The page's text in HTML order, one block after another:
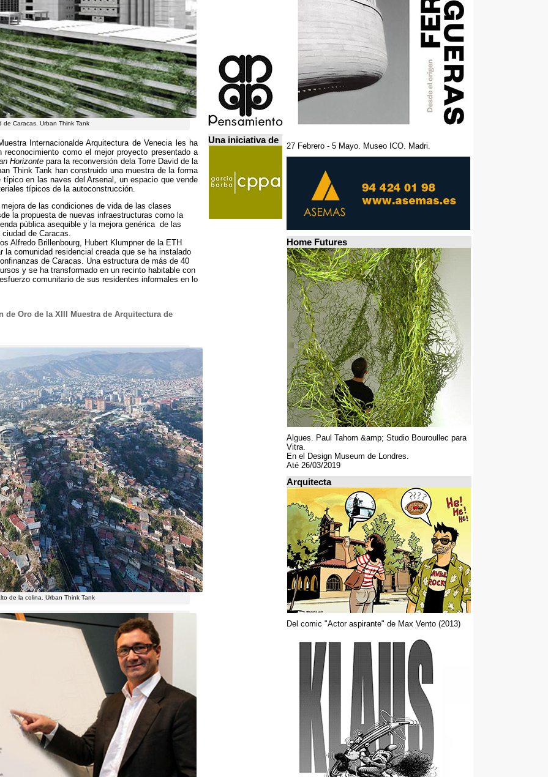
de Caracas Urban Think Tank
Internacionalde Arquitectura de Venecia les ha
reconocimiento como el mejor proyecto presentado a
Horizonte para la reconversión dela Torre David de la
Think Tank han construido una muestra de la forma
en las naves del Arsenal
un espacio que vende
típicos de la autoconstrucción
de las condiciones de vida de las clases
la propuesta de nuevas infraestructuras como la
pública asequible y la mejora genérica de las
de Caracas
Alfredo Brillenbourg Hubert Klumpner de la ETH
la comunidad residencial creada que se ha instalado
de Caracas
Una estructura de más de 40
y se ha transformado en un recinto habitable con
comunitario de sus residentes informales en lo
de Oro de la XIII Muestra de Arquitectura de
de la colina Urban Think Tank
Una iniciativa de
27 Febrero - 5 Mayo. Museo ICO. Madri.
Home Futures
Algues. Paul Tahom &amp; Studio Bouroullec para
Vitra.
En el Design Museum de Londres.
Até 26/03/2019
Arquitecta
Del comic "Actor aspirante" de Max Vento (2013)